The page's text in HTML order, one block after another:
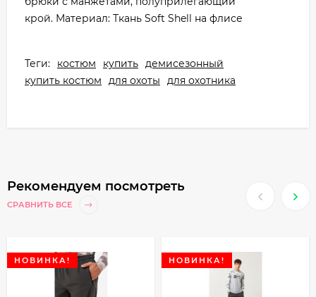
крой. Материал: Ткань Soft Shell на флисе
Теги: костюм купить демисезонный
купить костюм
для охоты для охотника
Рекомендуем посмотреть
СРАВНИТЬ ВСЕ
НОВИНКА! НОВИНКА!